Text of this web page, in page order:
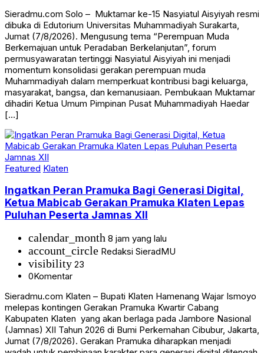
Sieradmu.com Solo – Muktamar ke-15 Nasyiatul Aisyiyah resmi
dibuka di Edutorium Universitas Muhammadiyah Surakarta,
Jumat (7/8/2026). Mengusung tema “Perempuan Muda
Berkemajuan untuk Peradaban Berkelanjutan”, forum
permusyawaratan tertinggi Nasyiatul Aisyiyah ini menjadi
momentum konsolidasi gerakan perempuan muda
Muhammadiyah dalam memperkuat kontribusi bagi keluarga,
masyarakat, bangsa, dan kemanusiaan. Pembukaan Muktamar
dihadiri Ketua Umum Pimpinan Pusat Muhammadiyah Haedar
[…]
Featured Klaten
Ingatkan Peran Pramuka Bagi Generasi Digital,
Ketua Mabicab Gerakan Pramuka Klaten Lepas
Puluhan Peserta Jamnas XII
calendar_month 8 jam yang lalu
account_circle Redaksi SieradMU
visibility 23
0Komentar
Sieradmu.com Klaten – Bupati Klaten Hamenang Wajar Ismoyo
melepas kontingen Gerakan Pramuka Kwartir Cabang
Kabupaten Klaten yang akan berlaga pada Jambore Nasional
(Jamnas) XII Tahun 2026 di Bumi Perkemahan Cibubur, Jakarta,
Jumat (7/8/2026). Gerakan Pramuka diharapkan menjadi